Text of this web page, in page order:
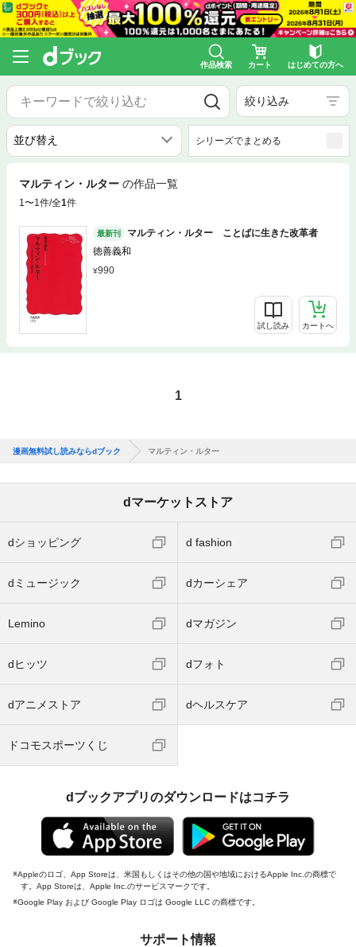
作品検索 カート はじめての方へ
絞り込み
シリーズでまとめる
マルティン・ルター の作品一覧
1〜1件/全1件
最新刊
マルティン・ルター ことばに生きた改革者
徳善義和
990
試し読み カートへ
1
漫画無料試し読みならdブック マルティン・ルター
dマーケットストア
dショッピング d fashion
dミュージック dカーシェア
Lemino dマガジン
dヒッツ dフォト
dアニメストア dヘルスケア
ドコモスポーツくじ
dブックアプリのダウンロードはコチラ
Appleのロゴ、App Storeは、米国もしくはその他の国や地域におけるApple Inc.の商標で
す。App Storeは、Apple Inc.のサービスマークです。
Google Play および Google Play ロゴは Google LLC の商標です。
サポート情報